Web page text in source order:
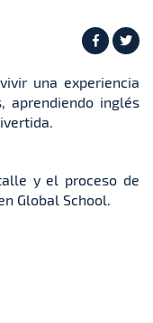
una experiencia
aprendiendo inglés
y el proceso de
Global School.